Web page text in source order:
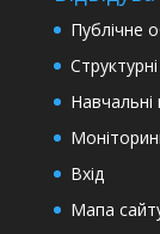
Публічне
Навчальні
Вхід
Мапа